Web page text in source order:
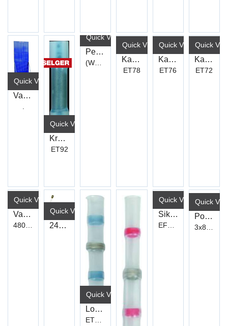
Quick View+
Varo Stativ / Opphengsreol
.
Quick View+
Krympeskjøt Duraseal Blå (100)
ET92
Quick View+
Pensel Vinkel 14/50mm
Quick View+
Kabelsko Uisolert 70X12mm (10)
ET78
Quick View+
Kabelsko Uisolert 50X10mm (10)
ET76
Quick
Kabelsko Uisolert 25X8mm (10)
ET72
Quick View+
Varo Skuffeseksjon 5 Skuffer Quick View+
24V Lyspære 24V 70W H3 (13336)
Quick View+
Loddeskjøt 1,5-2,5mm² Blå
ET192
Quick View+
Sikring Blad 7,5Amp Standard
Quick
Popnagle Sett m/Tang Sorte (314)